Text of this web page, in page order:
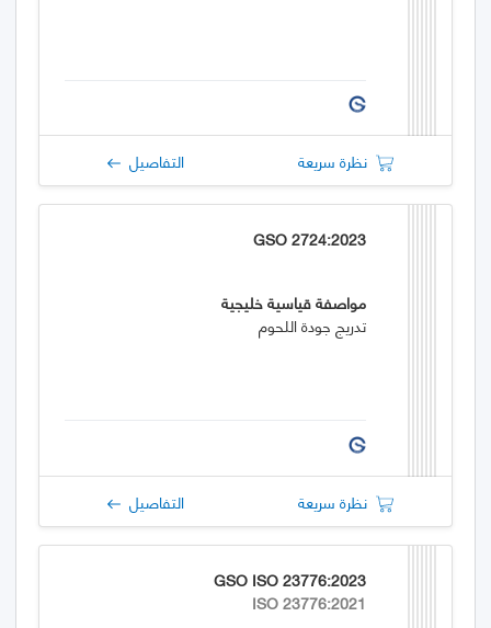
نظرة سريعة التفاصيل
GSO 2724:2023
مواصفة قياسية خليجية
تدريج جودة اللحوم
نظرة سريعة التفاصيل
GSO ISO 23776:2023
ISO 23776:2021